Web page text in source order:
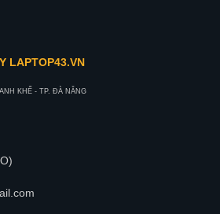
LAPTOP43.VN
KHẾ - TP. ĐÀ NẴNG